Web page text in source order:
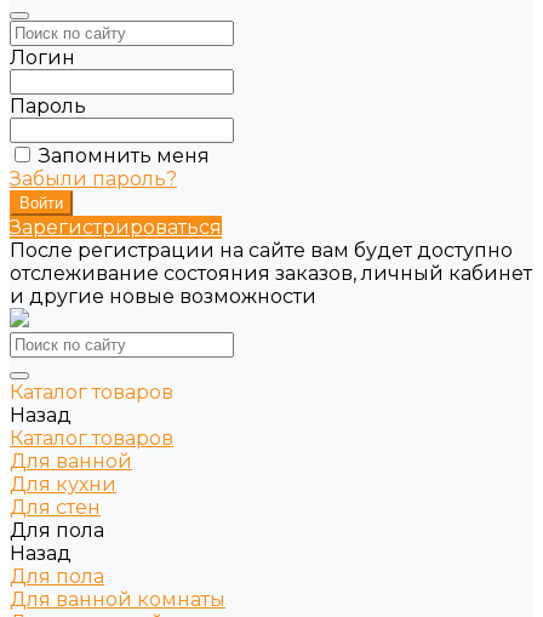
Логин
Пароль
Запомнить меня
Забыли пароль?
Зарегистрироваться
После регистрации на сайте вам будет доступно
отслеживание состояния заказов, личный кабинет
и другие новые возможности
Каталог товаров
Назад
Каталог товаров
Для ванной
Для кухни
Для стен
Для пола
Назад
Для пола
Для ванной комнаты